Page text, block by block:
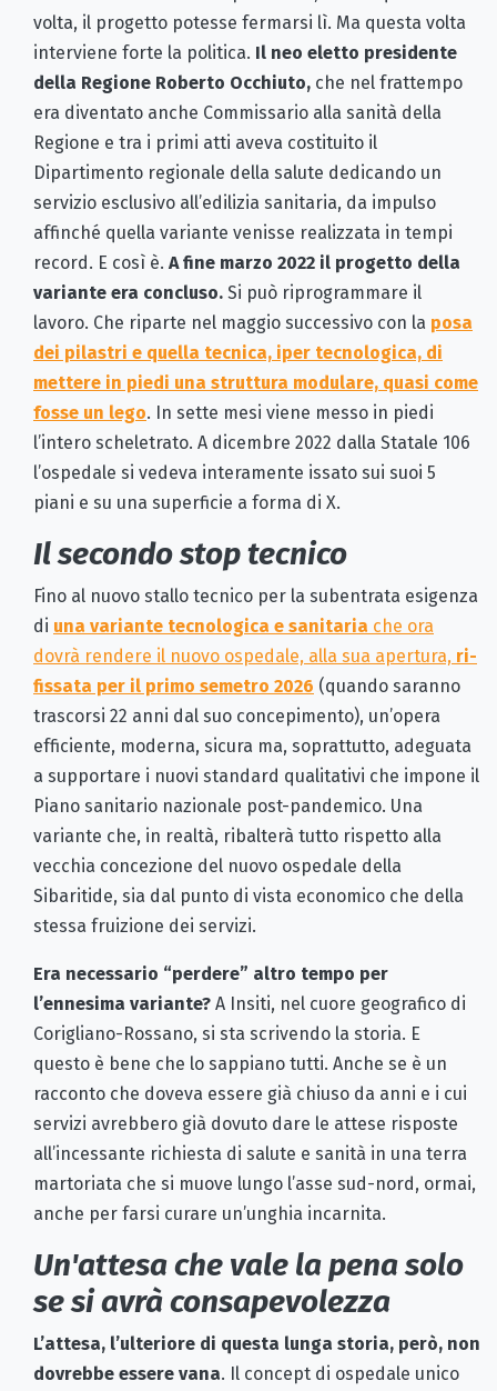
volta, il progetto potesse fermarsi lì. Ma questa volta
interviene forte la politica. Il neo eletto presidente
della Regione Roberto Occhiuto, che nel frattempo
era diventato anche Commissario alla sanità della
Regione e tra i primi atti aveva costituito il
Dipartimento regionale della salute dedicando un
servizio esclusivo all’edilizia sanitaria, da impulso
affinché quella variante venisse realizzata in tempi
record. E così è. A fine marzo 2022 il progetto della
variante era concluso. Si può riprogrammare il
lavoro. Che riparte nel maggio successivo con la posa
dei pilastri e quella tecnica, iper tecnologica, di
mettere in piedi una struttura modulare, quasi come
fosse un lego. In sette mesi viene messo in piedi
l’intero scheletrato. A dicembre 2022 dalla Statale 106
l’ospedale si vedeva interamente issato sui suoi 5
piani e su una superficie a forma di X.
Il secondo stop tecnico
Fino al nuovo stallo tecnico per la subentrata esigenza
di una variante tecnologica e sanitaria che ora
dovrà rendere il nuovo ospedale, alla sua apertura, ri-
fissata per il primo semetro 2026 (quando saranno
trascorsi 22 anni dal suo concepimento), un’opera
efficiente, moderna, sicura ma, soprattutto, adeguata
a supportare i nuovi standard qualitativi che impone il
Piano sanitario nazionale post-pandemico. Una
variante che, in realtà, ribalterà tutto rispetto alla
vecchia concezione del nuovo ospedale della
Sibaritide, sia dal punto di vista economico che della
stessa fruizione dei servizi.
Era necessario “perdere” altro tempo per
l’ennesima variante? A Insiti, nel cuore geografico di
Corigliano-Rossano, si sta scrivendo la storia. E
questo è bene che lo sappiano tutti. Anche se è un
racconto che doveva essere già chiuso da anni e i cui
servizi avrebbero già dovuto dare le attese risposte
all’incessante richiesta di salute e sanità in una terra
martoriata che si muove lungo l’asse sud-nord, ormai,
anche per farsi curare un’unghia incarnita.
Un'attesa che vale la pena solo
se si avrà consapevolezza
L’attesa, l’ulteriore di questa lunga storia, però, non
dovrebbe essere vana. Il concept di ospedale unico